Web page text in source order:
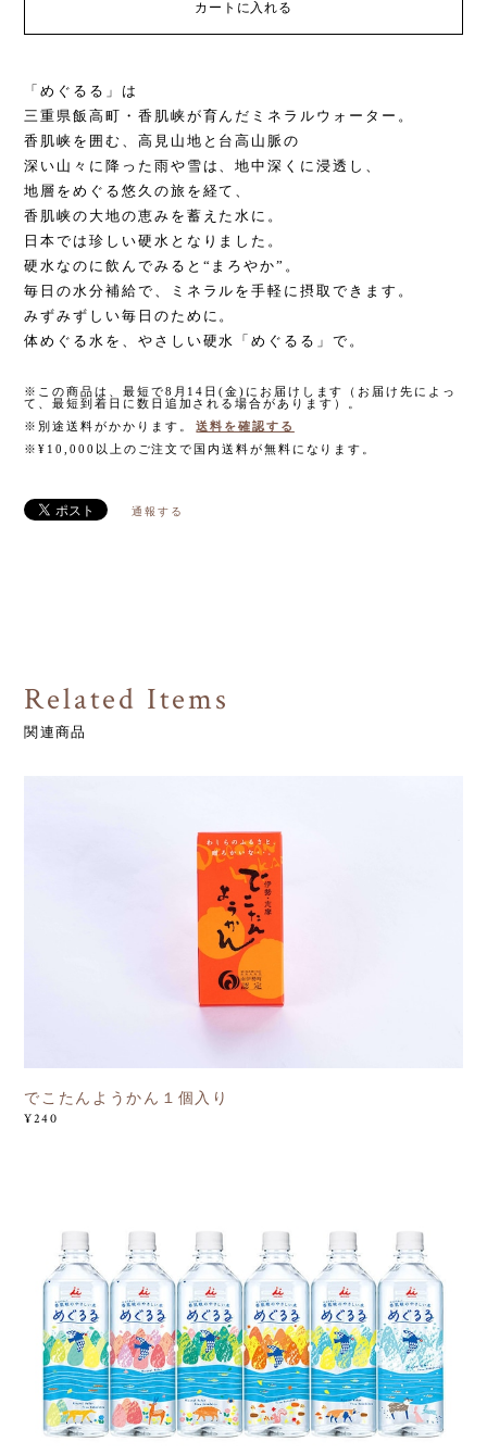
カートに入れる
「めぐるる」は
三重県飯高町・香肌峡が育んだミネラルウォーター。
香肌峡を囲む、高見山地と台高山脈の
深い山々に降った雨や雪は、地中深くに浸透し、
地層をめぐる悠久の旅を経て、
香肌峡の大地の恵みを蓄えた水に。
日本では珍しい硬水となりました。
硬水なのに飲んでみると“まろやか”。
毎日の水分補給で、ミネラルを手軽に摂取できます。
みずみずしい毎日のために。
体めぐる水を、やさしい硬水「めぐるる」で。
※この商品は、最短で8月14日(金)にお届けします（お届け先によっ
て、最短到着日に数日追加される場合があります）。
※別途送料がかかります。
送料を確認する
※¥10,000以上のご注文で国内送料が無料になります。
通報する
Related Items
関連商品
でこたんようかん１個入り
¥240